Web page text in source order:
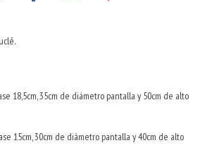
18,5cm, 35cm de diámetro pantalla y 50cm de alto
15cm, 30cm de diámetro pantalla y 40cm de alto